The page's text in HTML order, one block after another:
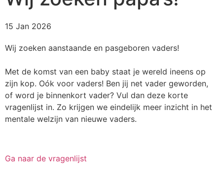
15 Jan 2026
Wij zoeken aanstaande en pasgeboren vaders!
Met de komst van een baby staat je wereld ineens op
zijn kop. Oók voor vaders! Ben jij net vader geworden,
of word je binnenkort vader? Vul dan deze korte
vragenlijst in. Zo krijgen we eindelijk meer inzicht in het
mentale welzijn van nieuwe vaders.
Ga naar de vragenlijst